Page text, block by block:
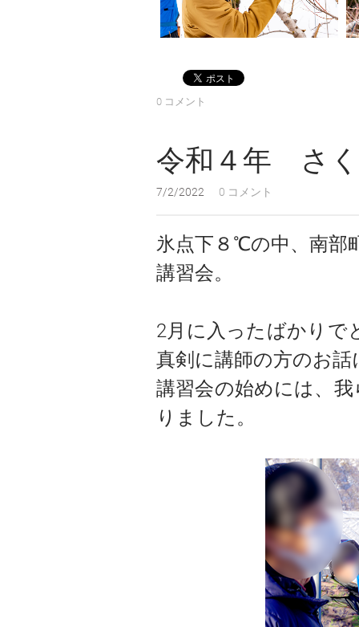
0 コメント
令和４年 さく
7/2/2022 0 コメント
氷点下８℃の中、南部
講習会。
2月に入ったばかりで
真剣に講師の方のお
講習会の始めには、
りました。